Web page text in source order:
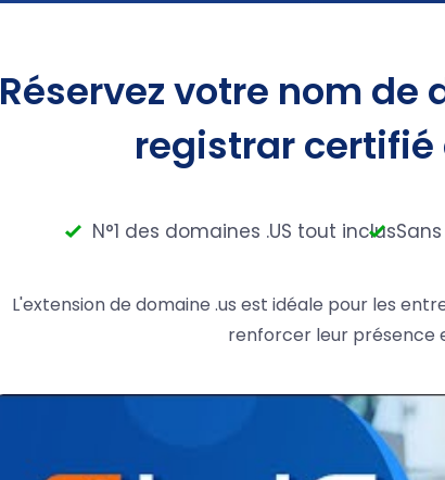
Réservez votre nom de
registrar
N°1 des domaines .US tout inclus
L'extension de domaine .us est idéale pour les
renforcer leur présence